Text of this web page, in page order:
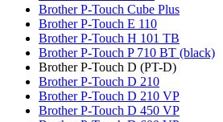
Brother P-Touch Cube Plus
Brother P-Touch E 110
Brother P-Touch H 101 TB
Brother P-Touch P 710 BT (black)
Brother P-Touch D (PT-D)
Brother P-Touch D 210
Brother P-Touch D 210 VP
Brother P-Touch D 450 VP